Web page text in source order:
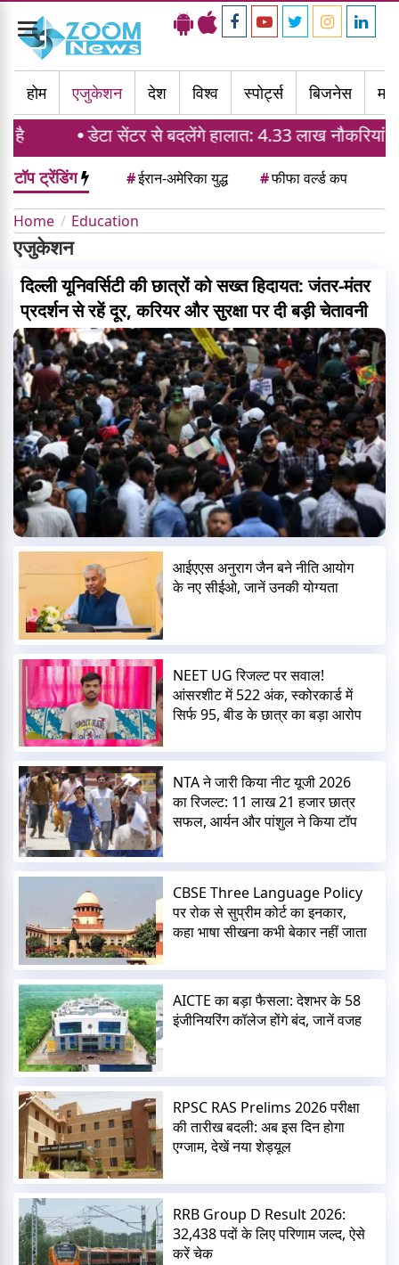
Toggle
navigation
होम
एजुकेशन देश विश्व स्पोर्ट्स बिजनेस
डेटा सेंटर से बदलेंगे हालात: 4.33 लाख नौकरियां और घरों
टॉप ट्रेंडिंग #ईरान-अमेरिका युद्ध #फीफा वर्ल्ड कप
Home Education
एजुकेशन
दिल्ली यूनिवर्सिटी की छात्रों को सख्त हिदायत: जंतर-मंतर
प्रदर्शन से रहें दूर, करियर और सुरक्षा पर दी बड़ी चेतावनी
आईएएस अनुराग जैन बने नीति आयोग
के नए सीईओ, जानें उनकी योग्यता
NEET UG रिजल्ट पर सवाल!
आंसरशीट में 522 अंक, स्कोरकार्ड में
सिर्फ 95, बीड के छात्र का बड़ा आरोप
NTA ने जारी किया नीट यूजी 2026
का रिजल्ट: 11 लाख 21 हजार छात्र
सफल, आर्यन और पांशुल ने किया टॉप
CBSE Three Language Policy
पर रोक से सुप्रीम कोर्ट का इनकार,
कहा भाषा सीखना कभी बेकार नहीं जाता
AICTE का बड़ा फैसला: देशभर के 58
इंजीनियरिंग कॉलेज होंगे बंद, जानें वजह
RPSC RAS Prelims 2026 परीक्षा
की तारीख बदली: अब इस दिन होगा
एग्जाम, देखें नया शेड्यूल
RRB Group D Result 2026:
32,438 पदों के लिए परिणाम जल्द, ऐसे
करें चेक